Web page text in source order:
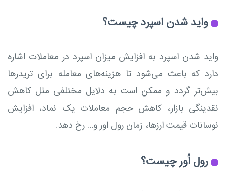
واید شدن اسپرد چیست؟
واید شدن اسپرد به افزایش میزان اسپرد در معاملات اشاره
دارد که باعث می‌شود تا هزینه‌های معامله برای تریدرها
بیش‌تر گردد و ممکن است به دلایل مختلفی مثل کاهش
نقدینگی بازار، کاهش حجم معاملات یک نماد، افزایش
نوسانات قیمت ارزها، زمان رول اور و… رخ دهد.
رول اُور چیست؟